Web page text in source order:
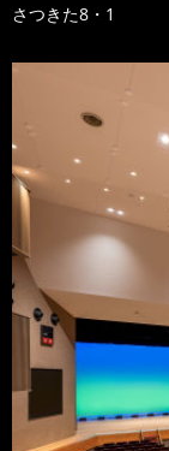
さつきた8・1